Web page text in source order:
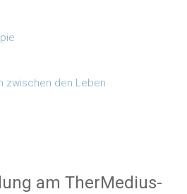
zwischen den Leben
am TherMedius-